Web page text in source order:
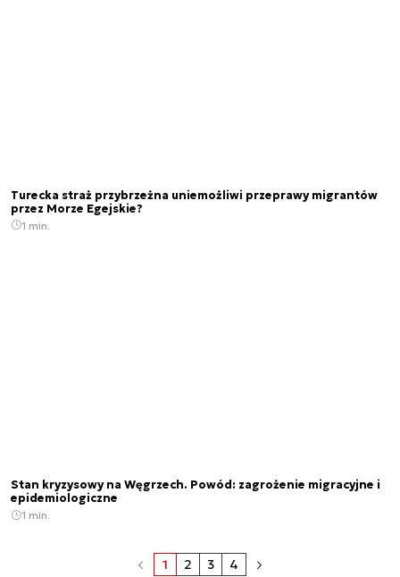
Turecka straż przybrzeżna uniemożliwi przeprawy migrantów
przez Morze Egejskie?
1 min.
Stan kryzysowy na Węgrzech. Powód: zagrożenie migracyjne i
epidemiologiczne
1 min.
1 2 3 4